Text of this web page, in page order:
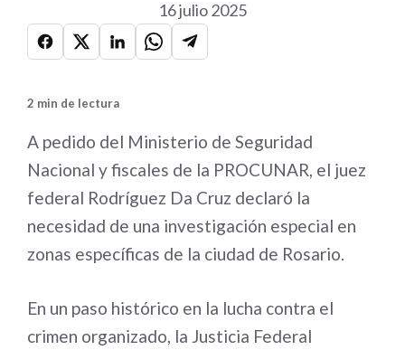
16 julio 2025
2 min de lectura
A pedido del Ministerio de Seguridad
Nacional y fiscales de la PROCUNAR, el juez
federal Rodríguez Da Cruz declaró la
necesidad de una investigación especial en
zonas específicas de la ciudad de Rosario.
En un paso histórico en la lucha contra el
crimen organizado, la Justicia Federal